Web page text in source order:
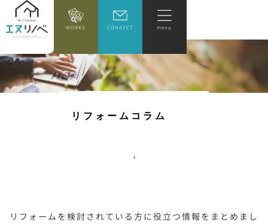
WORKS CONATCT menu
リ フ ォ ー ム コ ラ ム
リフォームを検討されている方に役立つ情報をまとめまし